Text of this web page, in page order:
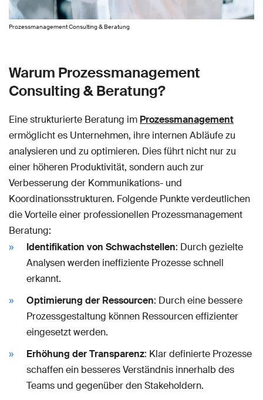
Prozessmanagement Consulting & Beratung
Warum Prozessmanagement
Consulting & Beratung?
Eine strukturierte Beratung im Prozessmanagement
ermöglicht es Unternehmen, ihre internen Abläufe zu
analysieren und zu optimieren. Dies führt nicht nur zu
einer höheren Produktivität, sondern auch zur
Verbesserung der Kommunikations- und
Koordinationsstrukturen. Folgende Punkte verdeutlichen
die Vorteile einer professionellen Prozessmanagement
Beratung:
Identifikation von Schwachstellen: Durch gezielte
Analysen werden ineffiziente Prozesse schnell
erkannt.
Optimierung der Ressourcen: Durch eine bessere
Prozessgestaltung können Ressourcen effizienter
eingesetzt werden.
Erhöhung der Transparenz: Klar definierte Prozesse
schaffen ein besseres Verständnis innerhalb des
Teams und gegenüber den Stakeholdern.